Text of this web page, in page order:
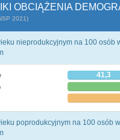
OBCIĄŻENIA
2021)
nieprodukcyjnym na 100 osób
41,3
poprodukcyjnym na 100 osób